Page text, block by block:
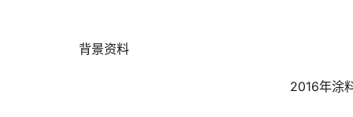
	背景资料
2016年涂